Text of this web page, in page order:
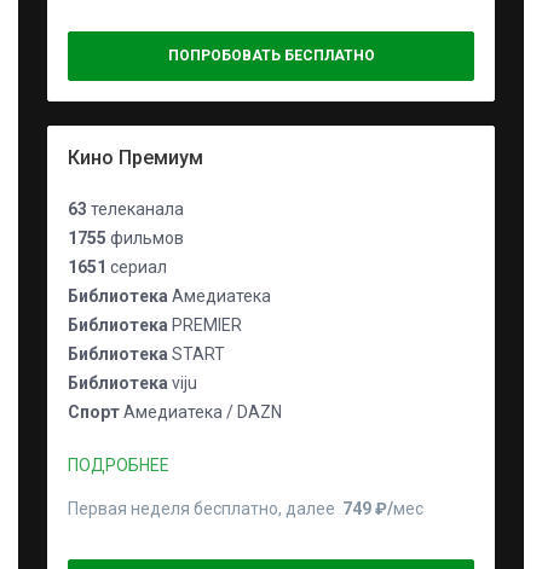
ПОПРОБОВАТЬ БЕСПЛАТНО
Кино Премиум
63 телеканала
1755 фильмов
1651 сериал
Библиотека Амедиатека
Библиотека PREMIER
Библиотека START
Библиотека viju
СпортАмедиатека / DAZN
ПОДРОБНЕЕ
Первая неделя бесплатно, далее 749 ₽⁠/⁠мес